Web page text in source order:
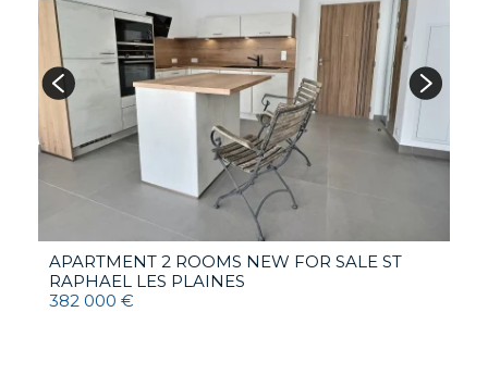
APARTMENT 2 ROOMS NEW FOR SALE ST
RAPHAEL LES PLAINES
382 000 €